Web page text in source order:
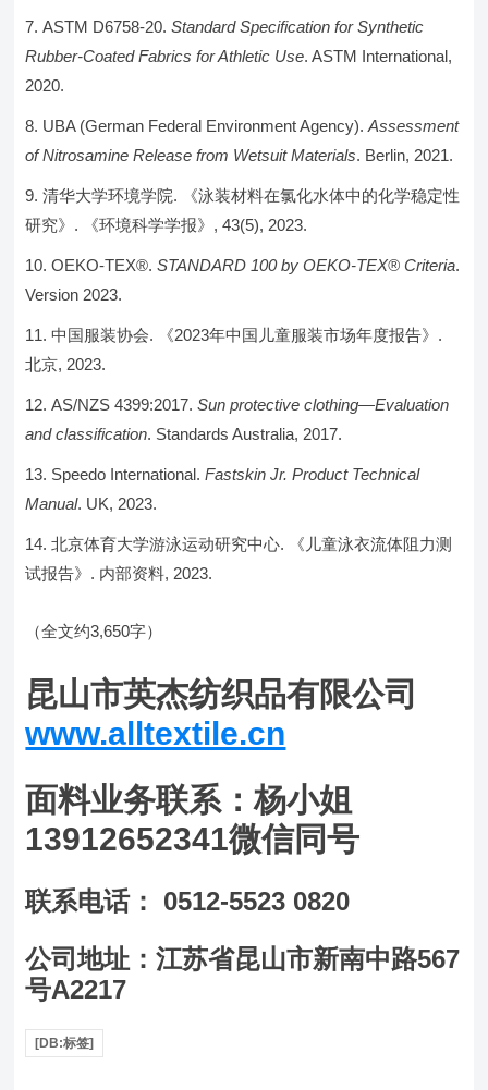
ASTM D6758-20.Standard Specification for Synthetic
Rubber-Coated Fabrics for Athletic Use. ASTM International,
2020.
UBA (German Federal Environment Agency).Assessment
of Nitrosamine Release from Wetsuit Materials. Berlin, 2021.
清华大学环境学院. 《泳装材料在氯化水体中的化学稳定性
研究》. 《环境科学学报》, 43(5), 2023.
OEKO-TEX®.STANDARD 100 by OEKO-TEX® Criteria.
Version 2023.
中国服装协会. 《2023年中国儿童服装市场年度报告》.
北京, 2023.
AS/NZS 4399:2017.Sun protective clothing—Evaluation
and classification. Standards Australia, 2017.
Speedo International.Fastskin Jr. Product Technical
Manual. UK, 2023.
北京体育大学游泳运动研究中心. 《儿童泳衣流体阻力测
试报告》. 内部资料, 2023.
（全文约3,650字）
昆山市英杰纺织品有限公司
www.alltextile.cn
面料业务联系：杨小姐
13912652341微信同号
联系电话： 0512-5523 0820
公司地址：江苏省昆山市新南中路567
号A2217
[DB:标签]